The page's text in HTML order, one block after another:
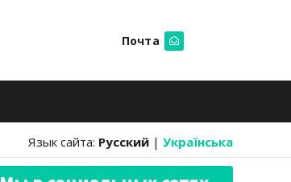
Почта
Язык сайта: Русский | Українська